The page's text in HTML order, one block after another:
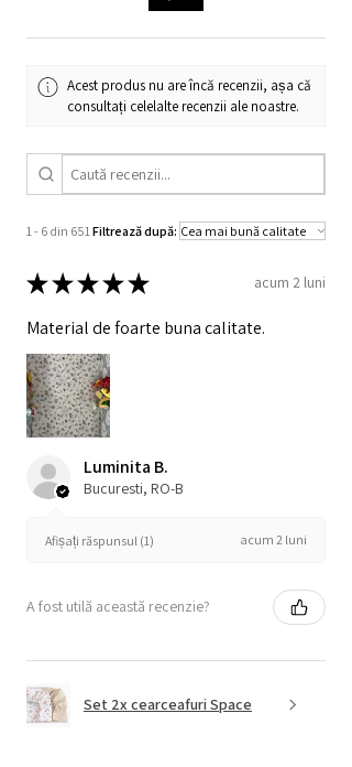
Citeste mai multe pe:www.buva-
Spalarile la temperaturi joase și
mentinerea culorii și a structurii
materialului. In același timp, se reduce
procesele de ingrijire.
Acest produs nu are încă recenzii, așa că
consultați celelalte recenzii ale noastre.
1 - 6 din 651 Filtrează după:
★★★★★ acum 2 luni
Material de foarte buna calitate.
Luminita B.
Bucuresti, RO-B
Afișați răspunsul (1) acum 2 luni
A fost utilă această recenzie?
Set 2x cearceafuri Space